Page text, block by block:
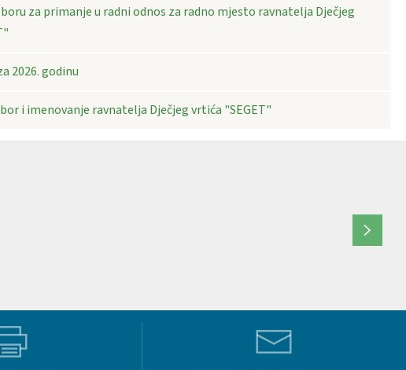
za primanje u radni odnos za radno mjesto ravnatelja Dječjeg
2026. godinu
i imenovanje ravnatelja Dječjeg vrtića "SEGET"